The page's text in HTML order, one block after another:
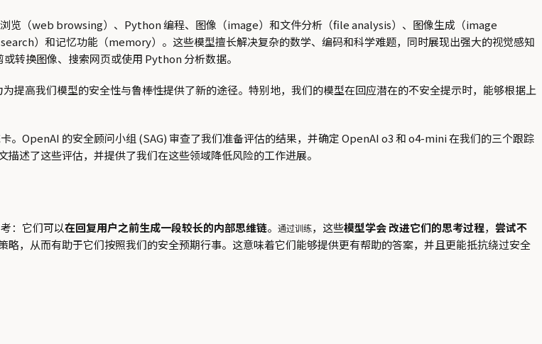
览（web browsing）、Python 编程、图像（image）和文件分析（file analysis）、图像生成（image
）和记忆功能（memory）。这些模型擅长解决复杂的数学、编码和科学难题，同时展现出强大的视觉感知
转换图像、搜索网页或使用 Python 分析数据。
提高我们模型的安全性与鲁棒性提供了新的途径。特别地，我们的模型在回应潜在的不安全提示时，能够根据上
OpenAI 的安全顾问小组 (SAG) 审查了我们准备评估的结果，并确定 OpenAI o3 和 o4-mini 在我们的三个跟踪
述了这些评估，并提供了我们在这些领域降低风险的工作进展。
：它们可以在回复用户之前生成一段较长的内部思维链。 通过训练，这些模型学会改进它们的思考过程， 尝试不
，从而有助于它们按照我们的安全预期行事。这意味着它们能够提供更有帮助的答案，并且更能抵抗绕过安全